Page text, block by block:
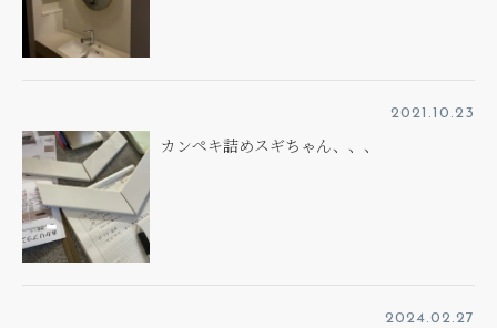
2021.10.23
カンペキ詰めスギちゃん、、、
2024.02.27